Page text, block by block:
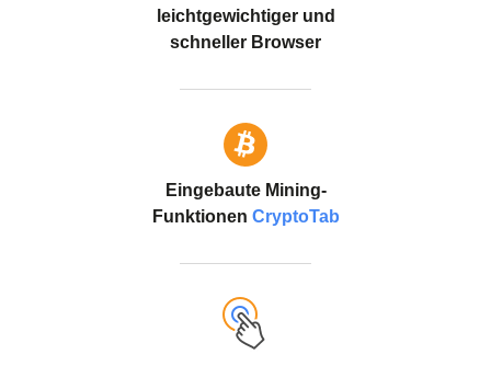
leichtgewichtiger und
schneller Browser
Eingebaute Mining-
Funktionen CryptoTab